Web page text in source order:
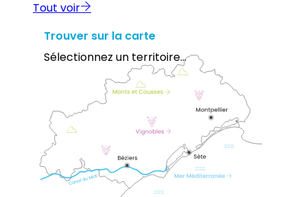
Tout voir
Trouver sur la carte
Sélectionnez un territoire...